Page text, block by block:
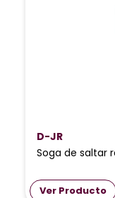
D-JR
Soga de saltar
Ver Producto